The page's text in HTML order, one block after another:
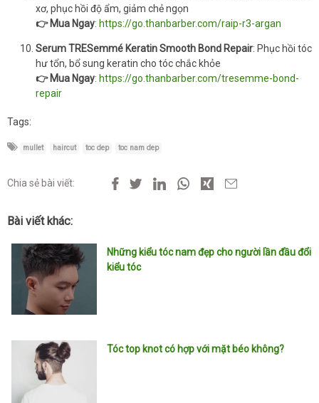
xơ, phục hồi độ ẩm, giảm chẻ ngọn
👉 Mua Ngay: https://go.thanbarber.com/raip-r3-argan
Serum TRESemmé Keratin Smooth Bond Repair: Phục hồi tóc
hư tổn, bổ sung keratin cho tóc chắc khỏe
👉 Mua Ngay: https://go.thanbarber.com/tresemme-bond-
repair
Tags:
mullet haircut toc dep toc nam dep
Chia sẻ bài viết:
Bài viết khác:
Những kiểu tóc nam đẹp cho người lần đầu đổi
kiểu tóc
Tóc top knot có hợp với mặt béo không?